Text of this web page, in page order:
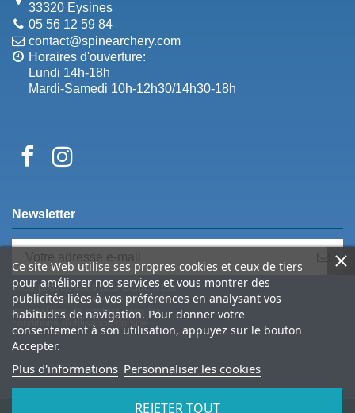
33320 Eysines
05 56 12 59 84
contact@spinearchery.com
Horaires d'ouverture:
Lundi 14h-18h
Mardi-Samedi 10h-12h30/14h30-18h
Ce site Web utilise ses propres cookies et ceux de tiers
pour améliorer nos services et vous montrer des
publicités liées à vos préférences en analysant vos
habitudes de navigation. Pour donner votre
consentement à son utilisation, appuyez sur le bouton
Accepter.
Plus d'informations Personnaliser les cookies
REJETER TOUT
Newsletter
Vous pouvez vous désinscrire à tout
moment. Vous trouverez pour cela nos
informations de contact dans les
conditions d'utilisation du site.